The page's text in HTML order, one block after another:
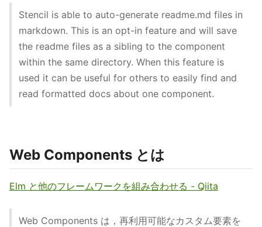
Stencil is able to auto-generate readme.md files in
markdown. This is an opt-in feature and will save
the readme files as a sibling to the component
within the same directory. When this feature is
used it can be useful for others to easily find and
read formatted docs about one component.
Web Components とは
Elm と他のフレームワークを組み合わせる - Qiita
Web Components は，再利用可能なカスタム要素を